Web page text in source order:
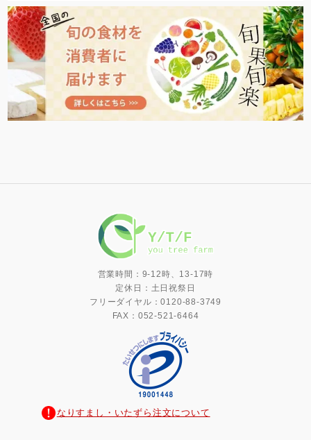
営業時間：9-12時、13-17時
定休日：土日祝祭日
フリーダイヤル：0120-88-3749
FAX：052-521-6464
なりすまし・いたずら注文について